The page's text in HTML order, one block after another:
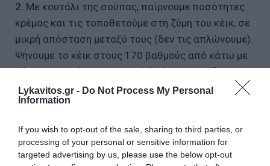
Lykavitos.gr - Do Not Process My Personal
Information
If you wish to opt-out of the sale, sharing to third parties, or
processing of your personal or sensitive information for
targeted advertising by us, please use the below opt-out
2. Με κουτάλι της σούπας, παίρνουμε ποσότητες
κρέμας και τις τοποθετούμε στη ζύμη του κέικ, σε
μικρή απόσταση μεταξύ τους (δεν τις απλώνουμε).
Ψήνουμε το κέικ στους 170 βαθμούς από κάτω με
αέρα, για περίπου 50 λεπτά ή μέχρι η λεπίδα από
το μαχαίρι να βγει καθαρή όταν τη μπήξουμε στο
κέικ. Σερβίρουμε, κάνοντας γραμμές με σάλτσα
Κοτόπιτα με ζύμη γιαουρτιού